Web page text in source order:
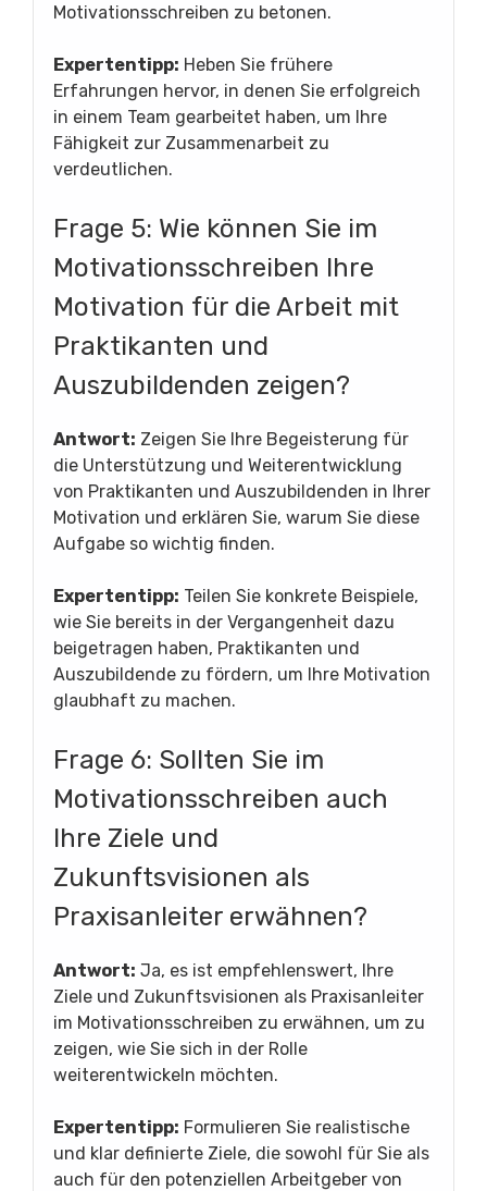
Motivationsschreiben zu betonen.
Expertentipp: Heben Sie frühere
Erfahrungen hervor, in denen Sie erfolgreich
in einem Team gearbeitet haben, um Ihre
Fähigkeit zur Zusammenarbeit zu
verdeutlichen.
Frage 5: Wie können Sie im
Motivationsschreiben Ihre
Motivation für die Arbeit mit
Praktikanten und
Auszubildenden zeigen?
Antwort: Zeigen Sie Ihre Begeisterung für
die Unterstützung und Weiterentwicklung
von Praktikanten und Auszubildenden in Ihrer
Motivation und erklären Sie, warum Sie diese
Aufgabe so wichtig finden.
Expertentipp: Teilen Sie konkrete Beispiele,
wie Sie bereits in der Vergangenheit dazu
beigetragen haben, Praktikanten und
Auszubildende zu fördern, um Ihre Motivation
glaubhaft zu machen.
Frage 6: Sollten Sie im
Motivationsschreiben auch
Ihre Ziele und
Zukunftsvisionen als
Praxisanleiter erwähnen?
Antwort: Ja, es ist empfehlenswert, Ihre
Ziele und Zukunftsvisionen als Praxisanleiter
im Motivationsschreiben zu erwähnen, um zu
zeigen, wie Sie sich in der Rolle
weiterentwickeln möchten.
Expertentipp: Formulieren Sie realistische
und klar definierte Ziele, die sowohl für Sie als
auch für den potenziellen Arbeitgeber von